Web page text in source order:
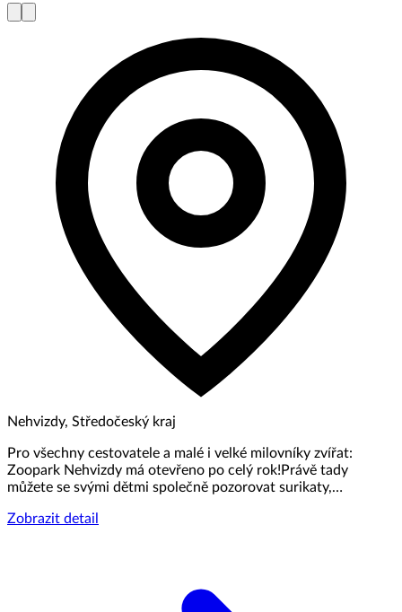
Nehvizdy, Středočeský kraj
Pro všechny cestovatele a malé i velké milovníky zvířat:
Zoopark Nehvizdy má otevřeno po celý rok!Právě tady
můžete se svými dětmi společně pozorovat surikaty,…
Zobrazit detail